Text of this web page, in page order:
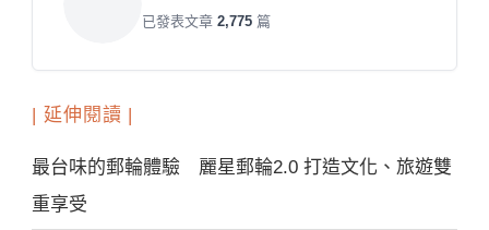
已發表文章2,775 篇
| 延伸閱讀 |
最台味的郵輪體驗 麗星郵輪2.0 打造文化、旅遊雙
重享受